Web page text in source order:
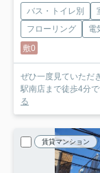
バス・トイレ別
フローリング
電
敷0
ぜひ一度見ていただ
駅南店まで徒歩4分
る
賃貸マンション